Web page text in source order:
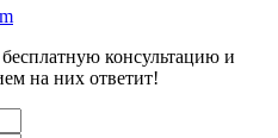
консультацию и
на них ответит!